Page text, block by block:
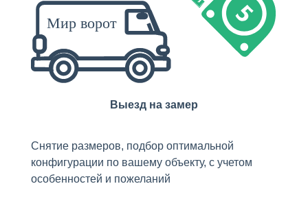
Выезд на замер
Снятие размеров, подбор оптимальной
конфигурации по вашему объекту, с учетом
особенностей и пожеланий